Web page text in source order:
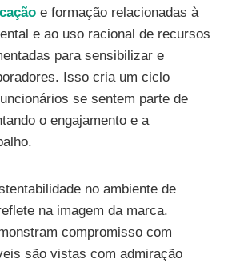
e formação relacionadas à
e ao uso racional de recursos
para sensibilizar e
Isso cria um ciclo
se sentem parte de
o engajamento e a
no ambiente de
na imagem da marca.
compromisso com
são vistas com admiração